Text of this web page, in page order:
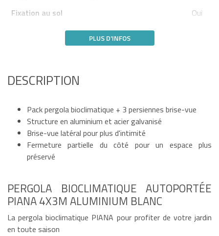
Fixation au sol
Oui
PLUS D'INFOS
DESCRIPTION
Pack pergola bioclimatique + 3 persiennes brise-vue
Structure en aluminium et acier galvanisé
Brise-vue latéral pour plus d'intimité
Fermeture partielle du côté pour un espace plus
préservé
PERGOLA BIOCLIMATIQUE AUTOPORTÉE
PIANA 4X3M ALUMINIUM BLANC
La pergola bioclimatique PIANA pour profiter de votre jardin
en toute saison